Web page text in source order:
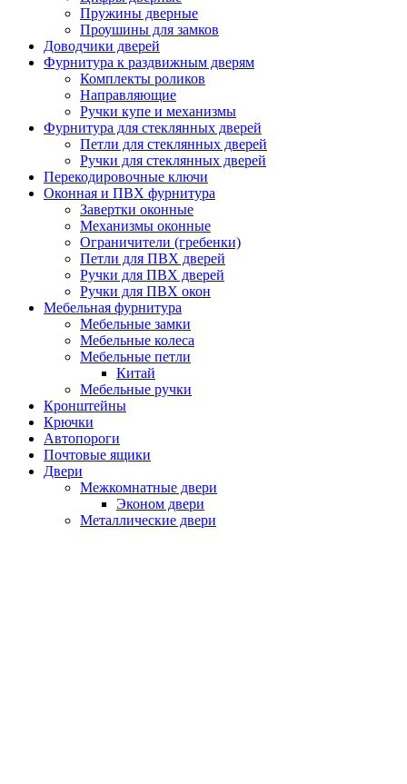
Пружины дверные
Проушины для замков
Доводчики дверей
Фурнитура к раздвижным дверям
Комплекты роликов
Направляющие
Ручки купе и механизмы
Фурнитура для стеклянных дверей
Петли для стеклянных дверей
Ручки для стеклянных дверей
Перекодировочные ключи
Оконная и ПВХ фурнитура
Завертки оконные
Механизмы оконные
Ограничители (гребенки)
Петли для ПВХ дверей
Ручки для ПВХ дверей
Ручки для ПВХ окон
Мебельная фурнитура
Мебельные замки
Мебельные колеса
Мебельные петли
Китай
Мебельные ручки
Кронштейны
Крючки
Автопороги
Почтовые ящики
Двери
Межкомнатные двери
Эконом двери
Металлические двери